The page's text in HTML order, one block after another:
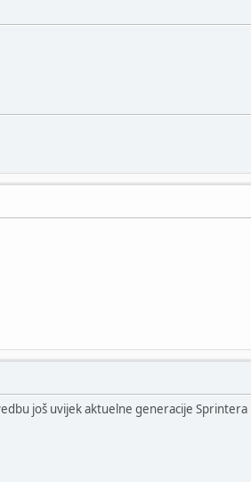
još uvijek aktuelne generacije Sprintera